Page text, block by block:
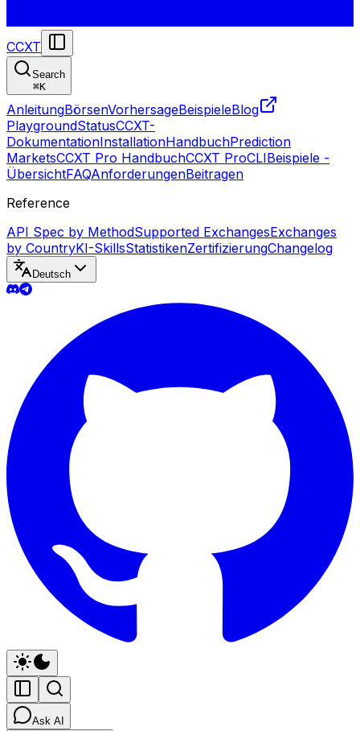
CCXT
Search
⌘K
AnleitungBörsenVorhersageBeispieleBlog
PlaygroundStatusCCXT-
DokumentationInstallationHandbuchPrediction
MarketsCCXT Pro HandbuchCCXT ProCLIBeispiele -
ÜbersichtFAQAnforderungenBeitragen
Reference
API Spec by MethodSupported ExchangesExchanges
by CountryKI-SkillsStatistikenZertifizierungChangelog
Deutsch
Ask AI